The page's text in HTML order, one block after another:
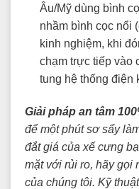
Âu/Mỹ dùng bình
nhầm bình cọc nổi
kinh nghiệm, khi
chạm trực tiếp vào
tung hệ thống điện
Giải pháp an tâm
để một phút sơ sẩy
đắt giá của xế cưng
mặt với rủi ro, hãy gọi
của chúng tôi. Kỹ